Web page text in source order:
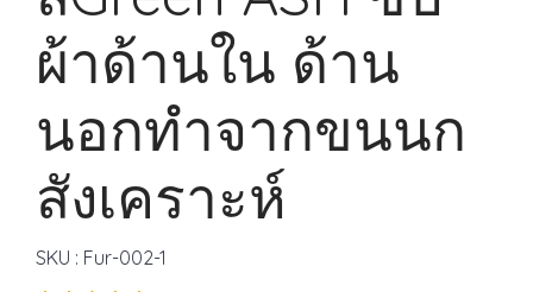
ผ้าด้านใน ด้าน
นอกทำจากขนนก
สังเคราะห์
SKU : Fur-002-1